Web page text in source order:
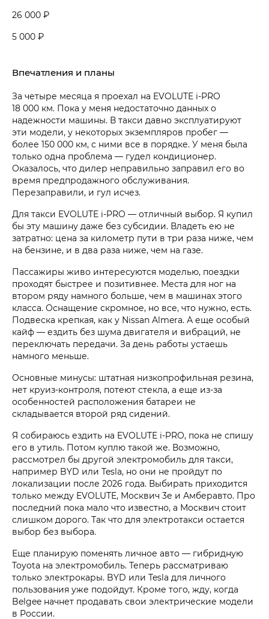
26 000 ₽
5 000 ₽
Впечатления и планы
За четыре месяца я проехал на EVOLUTE i‑PRO
18 000 км. Пока у меня недостаточно данных о
надежности машины. В такси давно эксплуатируют
эти модели, у некоторых экземпляров пробег —
более 150 000 км, с ними все в порядке. У меня была
только одна проблема — гудел кондиционер.
Оказалось, что дилер неправильно заправил его во
время предпродажного обслуживания.
Перезаправили, и гул исчез.
Для такси EVOLUTE i‑PRO — отличный выбор. Я купил
бы эту машину даже без субсидии. Владеть ею не
затратно: цена за километр пути в три раза ниже, чем
на бензине, и в два раза ниже, чем на газе.
Пассажиры живо интересуются моделью, поездки
проходят быстрее и позитивнее. Места для ног на
втором ряду намного больше, чем в машинах этого
класса. Оснащение скромное, но все, что нужно, есть.
Подвеска крепкая, как у Nissan Almera. А еще особый
кайф — ездить без шума двигателя и вибраций, не
переключать передачи. За день работы устаешь
намного меньше.
Основные минусы: штатная низкопрофильная резина,
нет круиз-контроля, потеют стекла, а еще из-за
особенностей расположения батареи не
складывается второй ряд сидений.
Я собираюсь ездить на EVOLUTE i‑PRO, пока не спишу
его в утиль. Потом куплю такой же. Возможно,
рассмотрел бы другой электромобиль для такси,
например BYD или Tesla, но они не пройдут по
локализации после 2026 года. Выбирать приходится
только между EVOLUTE, Москвич 3е и Амберавто. Про
последний пока мало что известно, а Москвич стоит
слишком дорого. Так что для электротакси остается
выбор без выбора.
Еще планирую поменять личное авто — гибридную
Toyota на электромобиль. Теперь рассматриваю
только электрокары. BYD или Tesla для личного
пользования уже подойдут. Кроме того, жду, когда
Belgee начнет продавать свои электрические модели
в России.